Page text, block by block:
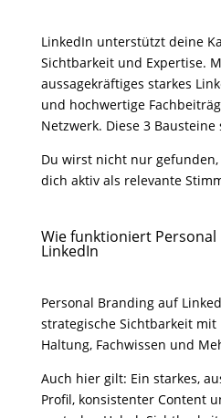
LinkedIn unterstützt deine
Sichtbarkeit und Expertise.
aussagekräftiges starkes
und hochwertige
Netzwerk. Diese 3 Bausteine
Du wirst nicht nur
dich aktiv als relevante
Wie funktioniert Personal
LinkedIn
Personal Branding auf
strategische Sichtbarkeit mit
Haltung, Fachwissen und
Auch hier gilt: Ein starkes,
Profil, konsistenter Content